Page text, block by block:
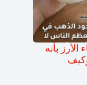
بأنه